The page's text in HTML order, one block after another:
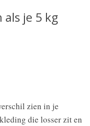
als je 5 kg
zien in je
die losser zit en